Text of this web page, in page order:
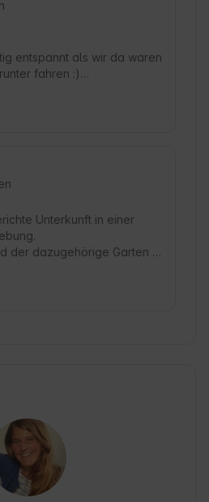
entspannt als wir da waren
fahren :)
Unterkunft in einer
der dazugehörige Garten